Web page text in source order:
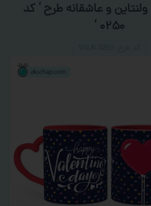
و عاشقانه طرح ‘ کد
۰۲۵۰ ‘